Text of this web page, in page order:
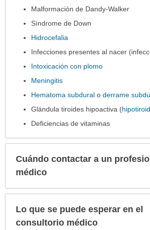
Malformación de Dandy-Walker
Síndrome de Down
Hidrocefalia
Infecciones presentes al nacer
Intoxicación con plomo
Meningitis
Hematoma subdural oderrame
Glándula tiroides hipoactiva (
Deficiencias de vitaminas
Cuándo contactar a un
médico
Lo que se puede esperar en el
consultorio médico